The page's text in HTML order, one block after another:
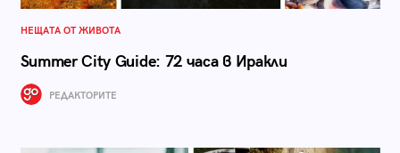
НЕЩАТА ОТ ЖИВОТА
Summer City Guide: 72 часа в Иракли
РЕДАКТОРИТЕ